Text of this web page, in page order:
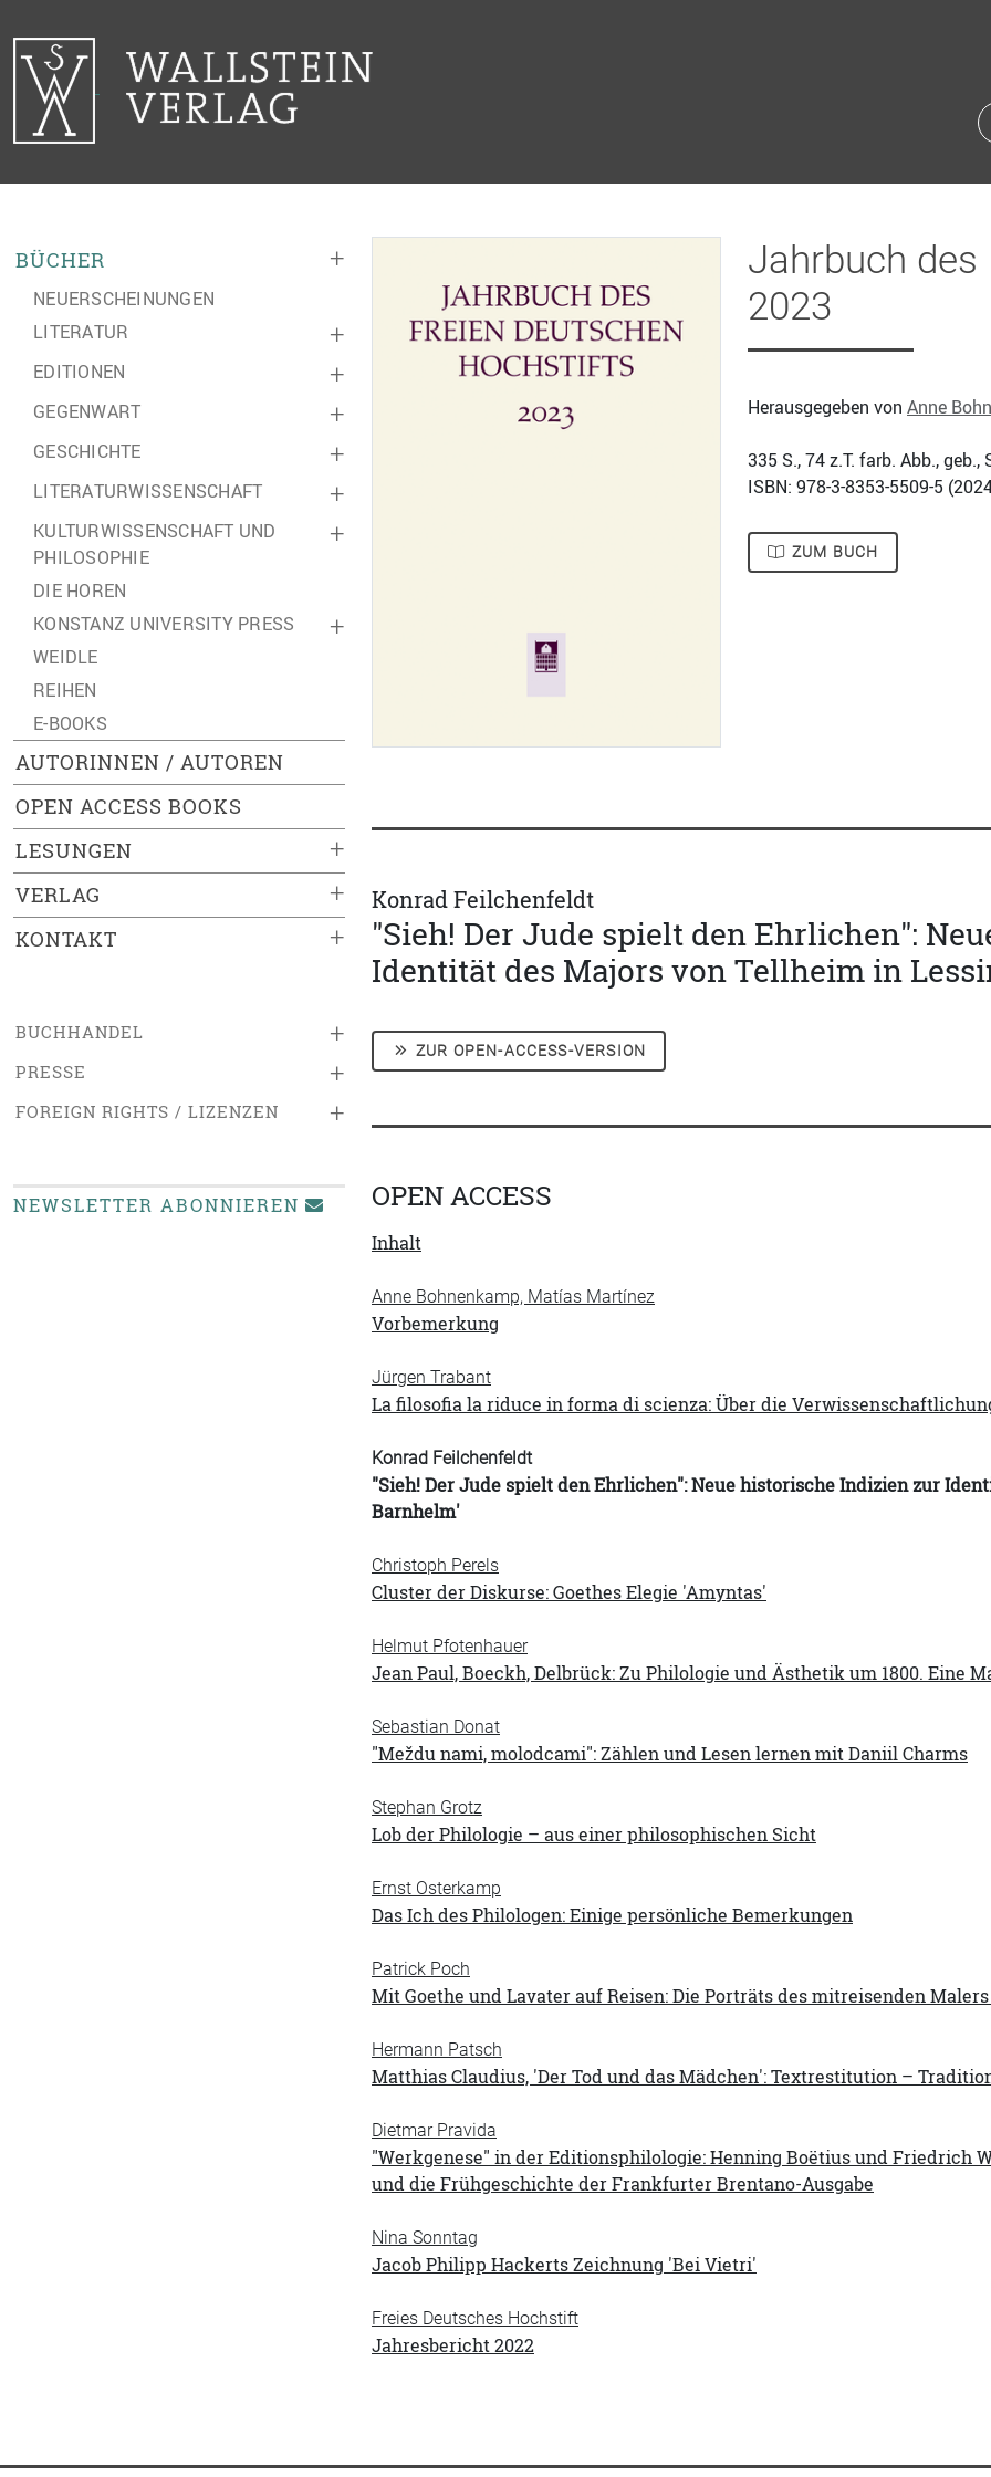
+
BÜCHER
NEUERSCHEINUNGEN
+
LITERATUR
+
EDITIONEN
+
GEGENWART
+
GESCHICHTE
+
LITERATURWISSENSCHAFT
+
KULTURWISSENSCHAFT UND
PHILOSOPHIE
DIE HOREN
+
KONSTANZ UNIVERSITY PRESS
WEIDLE
REIHEN
E-BOOKS
AUTORINNEN / AUTOREN
OPEN ACCESS BOOKS
+
LESUNGEN
+
VERLAG
+
KONTAKT
+
BUCHHANDEL
+
PRESSE
+
FOREIGN RIGHTS / LIZENZEN
NEWSLETTER ABONNIEREN
Jahrbuch
2023
Herausgegeben von Anne
335 S., 74 z.T. farb. Abb.,
ISBN: 978-3-8353-5509-5 (
ZUM BUCH
Konrad Feilchenfeldt
"Sieh! Der Jude spielt den Ehrlichen":
Identität des Majors von Tellheim in
ZUR OPEN-ACCESS-VERSION
OPEN ACCESS
Inhalt
Anne Bohnenkamp, Matías Martínez
Vorbemerkung
Jürgen Trabant
La filosofia la riduce in forma di scienza: Über die
Konrad Feilchenfeldt
"Sieh! Der Jude spielt den Ehrlichen": Neue historische Indizien zur
Barnhelm'
Christoph Perels
Cluster der Diskurse: Goethes Elegie 'Amyntas'
Helmut Pfotenhauer
Jean Paul, Boeckh, Delbrück: Zu Philologie und Ästhetik um 1800. Eine
Sebastian Donat
"Meždu nami, molodcami": Zählen und Lesen lernen mit Daniil Charms
Stephan Grotz
Lob der Philologie – aus einer philosophischen Sicht
Ernst Osterkamp
Das Ich des Philologen: Einige persönliche Bemerkungen
Patrick Poch
Mit Goethe und Lavater auf Reisen: Die Porträts des mitreisenden
Hermann Patsch
Matthias Claudius, 'Der Tod und das Mädchen': Textrestitution –
Dietmar Pravida
"Werkgenese" in der Editionsphilologie: Henning Boëtius und Friedrich
und die Frühgeschichte der Frankfurter Brentano-Ausgabe
Nina Sonntag
Jacob Philipp Hackerts Zeichnung 'Bei Vietri'
Freies Deutsches Hochstift
Jahresbericht 2022